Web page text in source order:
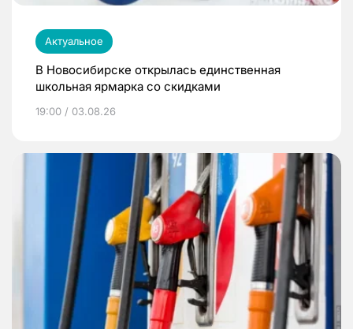
Актуальное
В Новосибирске открылась единственная
школьная ярмарка со скидками
19:00 / 03.08.26